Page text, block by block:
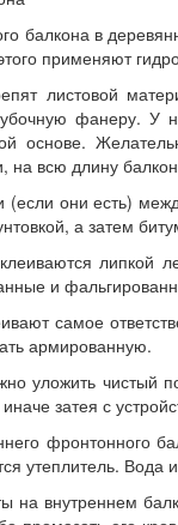
балкона в
применяют
листовой
фанеру. У
основе.
на всю длину
(если они есть)
а затем
липкой
и
самое
армированную.
уложить чистый
затея с
фронтонного
утеплитель. Вода
на внутреннем